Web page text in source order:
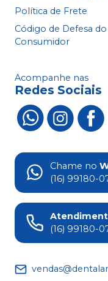
Política de Frete
Código de Defesa do
Consumidor
Acompanhe nas
Redes Sociais
Chame no
(16) 99180-
(16) 99180-